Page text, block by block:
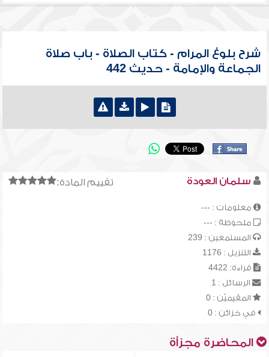
شرح بلوغ المرام - كتاب الصلاة - باب صلاة
الجماعة والإمامة - حديث 442
تقييم المادة: سلمان العودة
معلومات : ---
ملحوظة : ---
المستمعين : 239
التنزيل : 1176
قراءة: 4422
الرسائل : 1
المقيميّن : 0
في خزائن : 0
المحاضرة مجزأة